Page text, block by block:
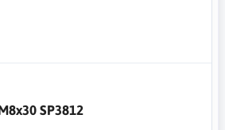
SP3812